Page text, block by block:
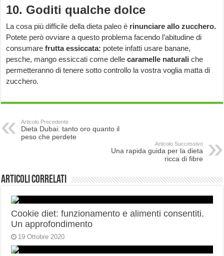
10. Goditi qualche dolce
La cosa più difficile della dieta paleo è rinunciare allo zucchero.
Potete però ovviare a questo problema facendo l’abitudine di
consumarefrutta essiccata: potete infatti usare banane,
pesche, mango essiccati come dellecaramelle naturaliche
permetteranno di tenere sotto controllo la vostra voglia matta di
zucchero.
Articolo Precedente
Dieta Dubai: tanto oro quanto il
peso che perdete
Articolo Successivo
Una rapida guida per la dieta
ricca di fibre
Articoli correlati
Cookie diet: funzionamento e alimenti consentiti.
Un approfondimento
19 Ottobre 2020